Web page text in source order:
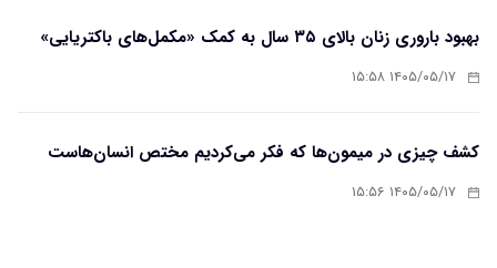
بهبود باروری زنان بالای ۳۵ سال به کمک «مکمل‌های باکتریایی»
۱۴۰۵/۰۵/۱۷ ۱۵:۵۸
کشف چیزی در میمون‌ها که فکر می‌کردیم مختص انسان‌هاست
۱۴۰۵/۰۵/۱۷ ۱۵:۵۶